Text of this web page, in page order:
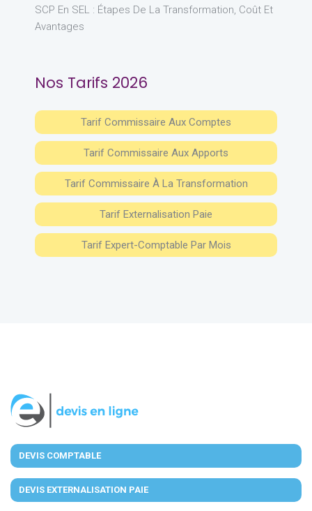
SCP En SEL : Étapes De La Transformation, Coût Et
Avantages
Nos Tarifs 2026
Tarif Commissaire Aux Comptes
Tarif Commissaire Aux Apports
Tarif Commissaire À La Transformation
Tarif Externalisation Paie
Tarif Expert-Comptable Par Mois
DEVIS COMPTABLE
DEVIS EXTERNALISATION PAIE